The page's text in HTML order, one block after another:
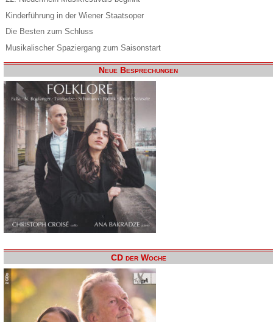
Kinderführung in der Wiener Staatsoper
Die Besten zum Schluss
Musikalischer Spaziergang zum Saisonstart
Neue Besprechungen
CD der Woche